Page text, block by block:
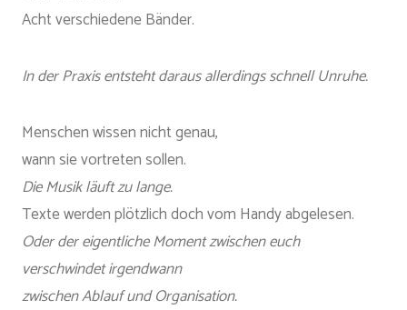
Acht verschiedene Bänder.
In der Praxis entsteht daraus allerdings schnell Unruhe.
Menschen wissen nicht genau,
wann sie vortreten sollen.
Die Musik läuft zu lange.
Texte werden plötzlich doch vom Handy abgelesen.
Oder der eigentliche Moment zwischen euch
verschwindet irgendwann
zwischen Ablauf und Organisation.